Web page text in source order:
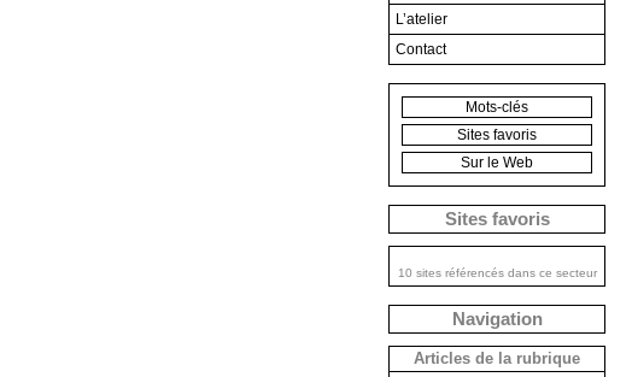
L’atelier
Contact
Mots-clés
Sites favoris
Sur le Web
Sites favoris
10 sites référencés dans ce secteur
Navigation
Articles de la rubrique